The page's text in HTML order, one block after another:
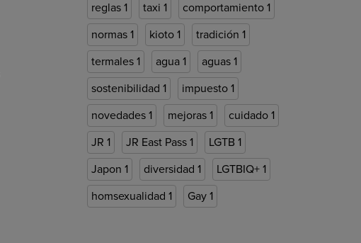
reglas 1 taxi 1 comportamiento 1
normas 1 kioto 1 tradición 1
termales 1 agua 1 aguas 1
sostenibilidad 1 impuesto 1
novedades 1 mejoras 1 cuidado 1
JR 1 JR East Pass 1 LGTB 1
Japon 1 diversidad 1 LGTBIQ+ 1
homsexualidad 1 Gay 1